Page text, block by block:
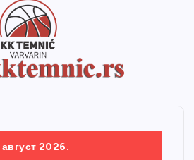
август 2026.